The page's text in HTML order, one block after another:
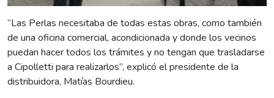
“Las Perlas necesitaba de todas estas obras, como también
de una oficina comercial, acondicionada y donde los vecinos
puedan hacer todos los trámites y no tengan que trasladarse
a Cipolletti para realizarlos”, explicó el presidente de la
distribuidora, Matías Bourdieu.